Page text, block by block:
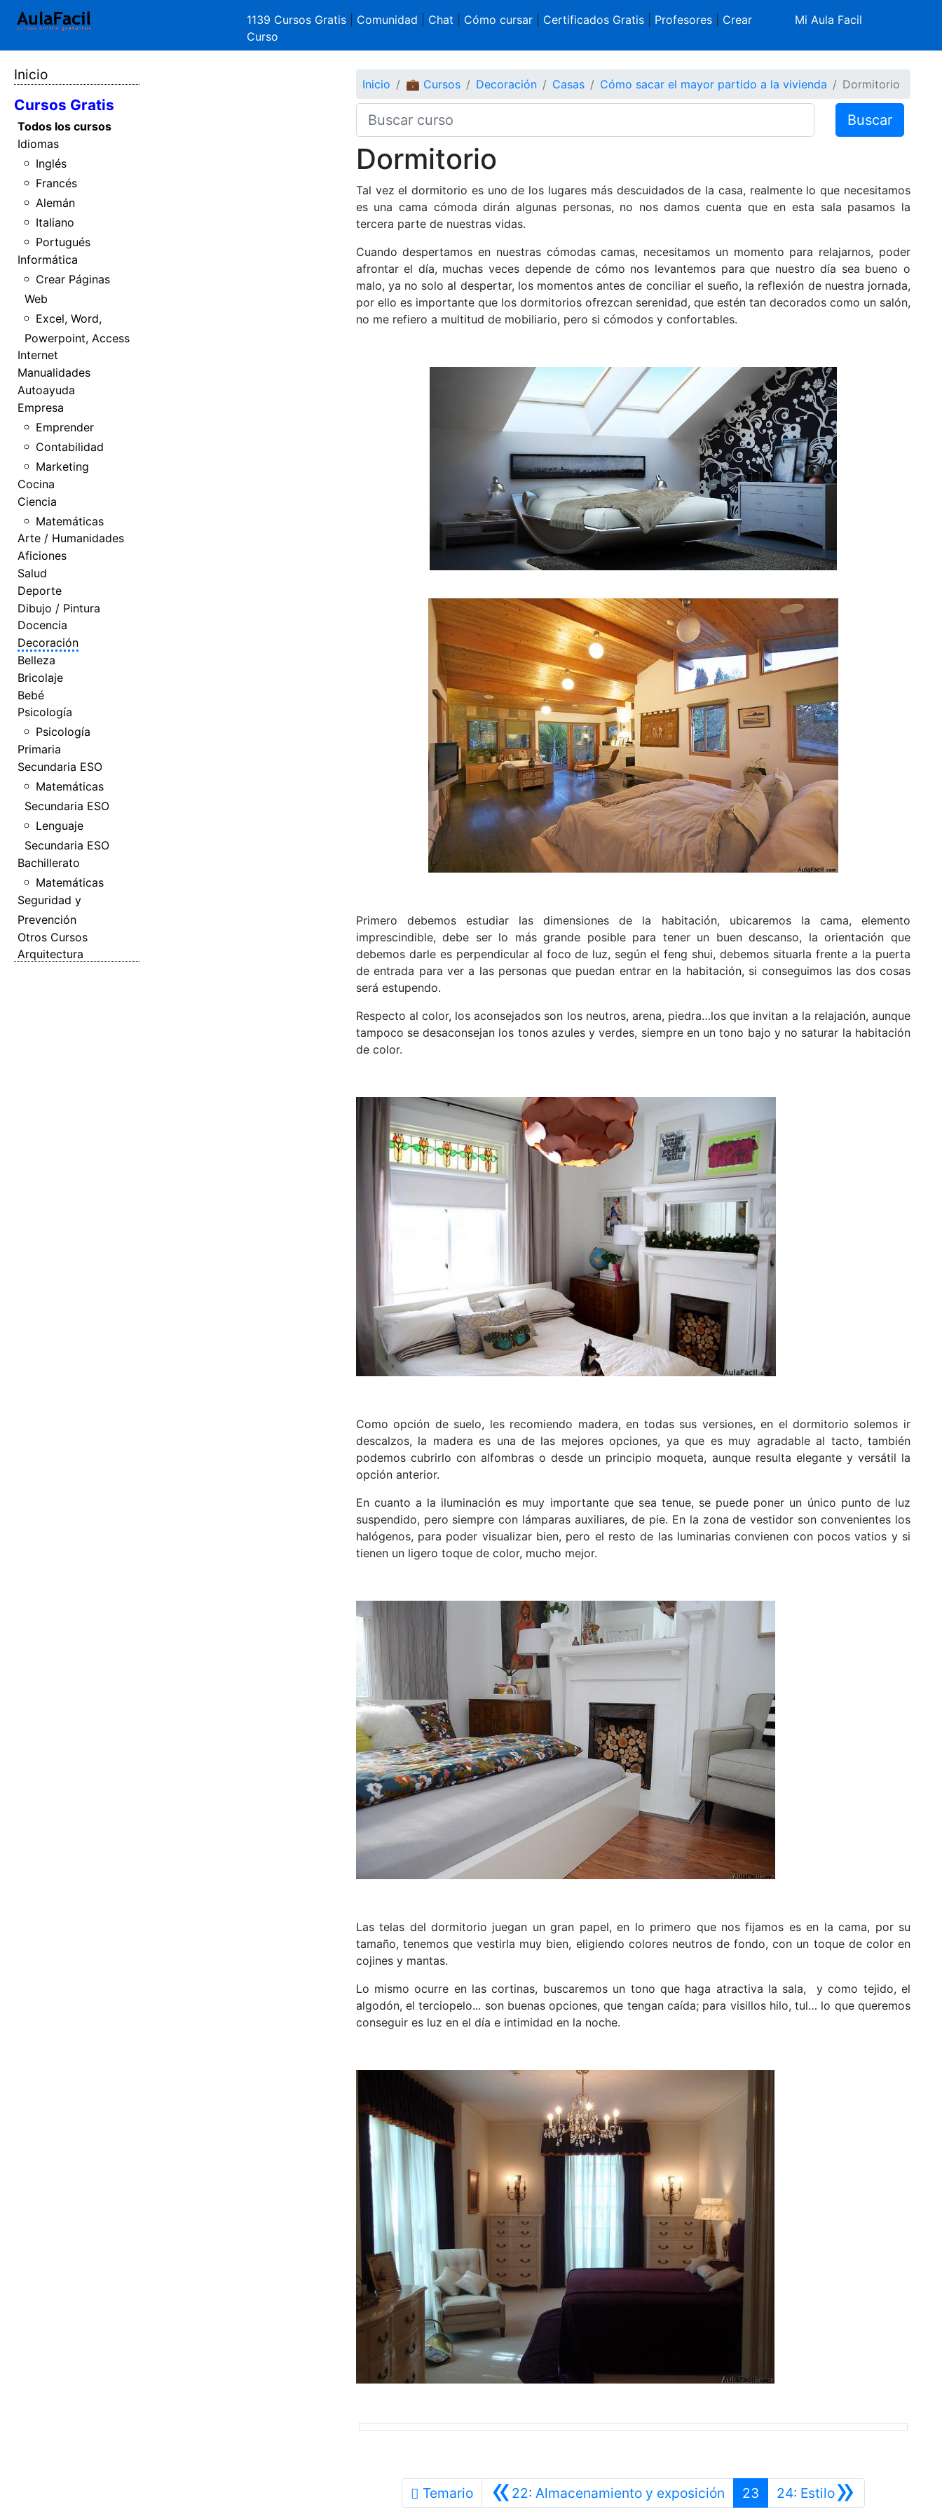
1139 Cursos Gratis Comunidad Chat Cómo cursar| Certificados Gratis| Profesores| Crear
Curso
Mi Aula Facil
Inicio
Cursos Gratis
Todos los cursos
Idiomas
Inglés
Francés
Alemán
Italiano
Portugués
Informática
Crear Páginas
Web
Excel, Word,
Powerpoint, Access
Internet
Manualidades
Autoayuda
Empresa
Emprender
Contabilidad
Marketing
Cocina
Ciencia
Matemáticas
Arte / Humanidades
Aficiones
Salud
Deporte
Dibujo / Pintura
Docencia
Decoración
Belleza
Bricolaje
Bebé
Psicología
Psicología
Primaria
Secundaria ESO
Matemáticas
Secundaria ESO
Lenguaje
Secundaria ESO
Bachillerato
Matemáticas
Seguridad y
Prevención
Otros Cursos
Arquitectura
Inicio 💼 Cursos Decoración Casas Cómo sacar el mayor partido a la vivienda Dormitorio
Buscar
Dormitorio
Tal vez el dormitorio es uno de los lugares más descuidados de la casa, realmente lo que necesitamos
es una cama cómoda dirán algunas personas, no nos damos cuenta que en esta sala pasamos la
tercera parte de nuestras vidas.
Cuando despertamos en nuestras cómodas camas, necesitamos un momento para relajarnos, poder
afrontar el día, muchas veces depende de cómo nos levantemos para que nuestro día sea bueno o
malo, ya no solo al despertar, los momentos antes de conciliar el sueño, la reflexión de nuestra jornada,
por ello es importante que los dormitorios ofrezcan serenidad, que estén tan decorados como un salón,
no me refiero a multitud de mobiliario, pero si cómodos y confortables.
Primero debemos estudiar las dimensiones de la habitación, ubicaremos la cama, elemento
imprescindible, debe ser lo más grande posible para tener un buen descanso, la orientación que
debemos darle es perpendicular al foco de luz, según el feng shui, debemos situarla frente a la puerta
de entrada para ver a las personas que puedan entrar en la habitación, si conseguimos las dos cosas
será estupendo.
Respecto al color, los aconsejados son los neutros, arena, piedra…los que invitan a la relajación, aunque
tampoco se desaconsejan los tonos azules y verdes, siempre en un tono bajo y no saturar la habitación
de color.
Como opción de suelo, les recomiendo madera, en todas sus versiones, en el dormitorio solemos ir
descalzos, la madera es una de las mejores opciones, ya que es muy agradable al tacto, también
podemos cubrirlo con alfombras o desde un principio moqueta, aunque resulta elegante y versátil la
opción anterior.
En cuanto a la iluminación es muy importante que sea tenue, se puede poner un único punto de luz
suspendido, pero siempre con lámparas auxiliares, de pie. En la zona de vestidor son convenientes los
halógenos, para poder visualizar bien, pero el resto de las luminarias convienen con pocos vatios y si
tienen un ligero toque de color, mucho mejor.
Las telas del dormitorio juegan un gran papel, en lo primero que nos fijamos es en la cama, por su
tamaño, tenemos que vestirla muy bien, eligiendo colores neutros de fondo, con un toque de color en
cojines y mantas.
Lo mismo ocurre en las cortinas, buscaremos un tono que haga atractiva la sala, y como tejido, el
algodón, el terciopelo... son buenas opciones, que tengan caída; para visillos hilo, tul… lo que queremos
conseguir es luz en el día e intimidad en la noche.
Temario «22: Almacenamiento y exposiciónAnterior
23 »
24: EstiloSiguiente